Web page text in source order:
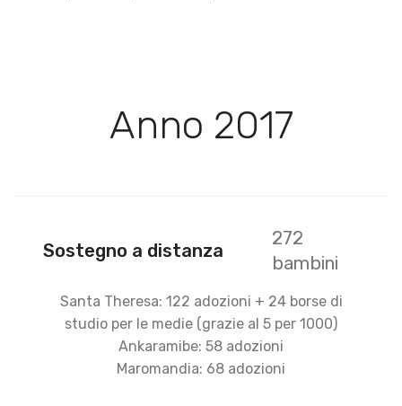
Anno 2017
Sostegno a distanza
272
bambini
Santa Theresa: 122 adozioni + 24 borse di
studio per le medie (grazie al 5 per 1000)
Ankaramibe: 58 adozioni
Maromandia: 68 adozioni